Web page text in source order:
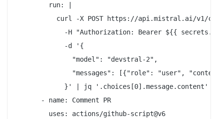
        run: |
curl -X POST https://api.mistral.ai/v1/
-H "Authorization: Bearer ${{
            -d '{
              "model": "devstral-2",
"messages": [{"role": "user",
}' | jq '.choices[0].message.content'
      - name: Comment PR
        uses: actions/github-script@v6